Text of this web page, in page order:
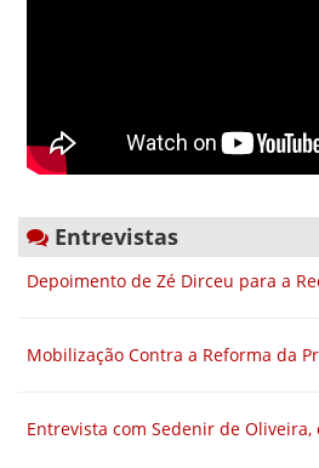
Entrevistas
Depoimento de Zé Dirceu para a
Mobilização Contra a Reforma da
Entrevista com Sedenir de Oliveira,